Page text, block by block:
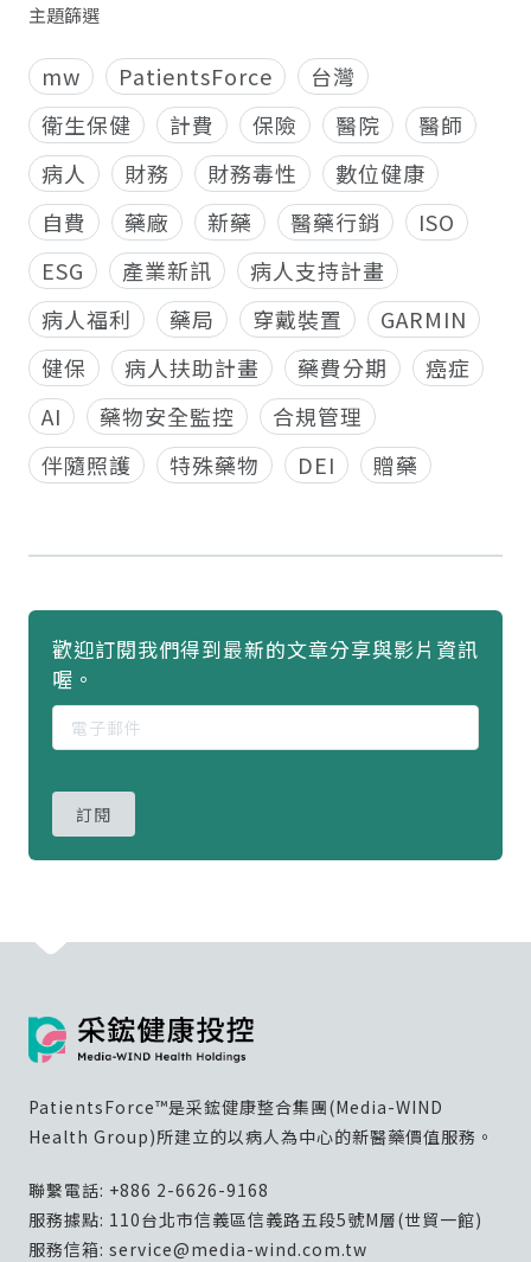
主題篩選
mw PatientsForce
台灣
衛生保健
計費 保險 醫院
醫師
病人
財務 財務毒性
數位健康
自費
藥廠 新藥 醫藥行銷
ISO
ESG
產業新訊
病人支持計畫
病人福利
藥局 穿戴裝置
GARMIN
健保
病人扶助計畫 藥費分期
癌症
AI
藥物安全監控
合規管理
伴隨照護
特殊藥物 DEI 贈藥
歡迎訂閱我們得到最新的文章分享與影片資訊
喔。
訂閱
PatientsForce™是采鋐健康整合集團(Media-WIND
Health Group)所建立的以病人為中心的新醫藥價值服務。
聯繫電話: +886 2-6626-9168
服務據點: 110台北市信義區信義路五段5號M層(世貿一館)
服務信箱: service@media-wind.com.tw